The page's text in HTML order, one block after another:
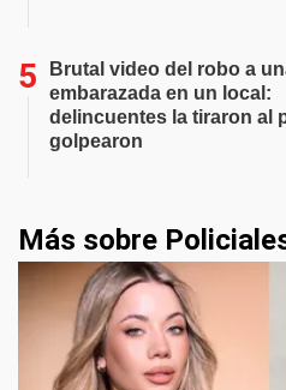
Brutal video del robo a
embarazada en un local:
delincuentes la tiraron al
golpearon
Más sobre